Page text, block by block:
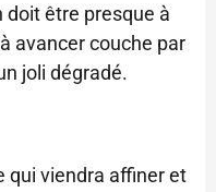
doit être presque à
avancer couche par
joli dégradé.
qui viendra affiner et